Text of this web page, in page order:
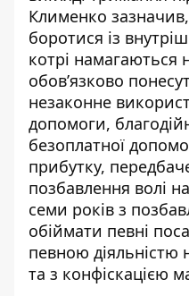
Клименко
боротися із
котрі намагаються
обов’язково
незаконне
допомоги,
безоплатної
прибутку,
позбавлення волі
семи років з
обіймати певні
певною діяльністю
та з конфіскацією